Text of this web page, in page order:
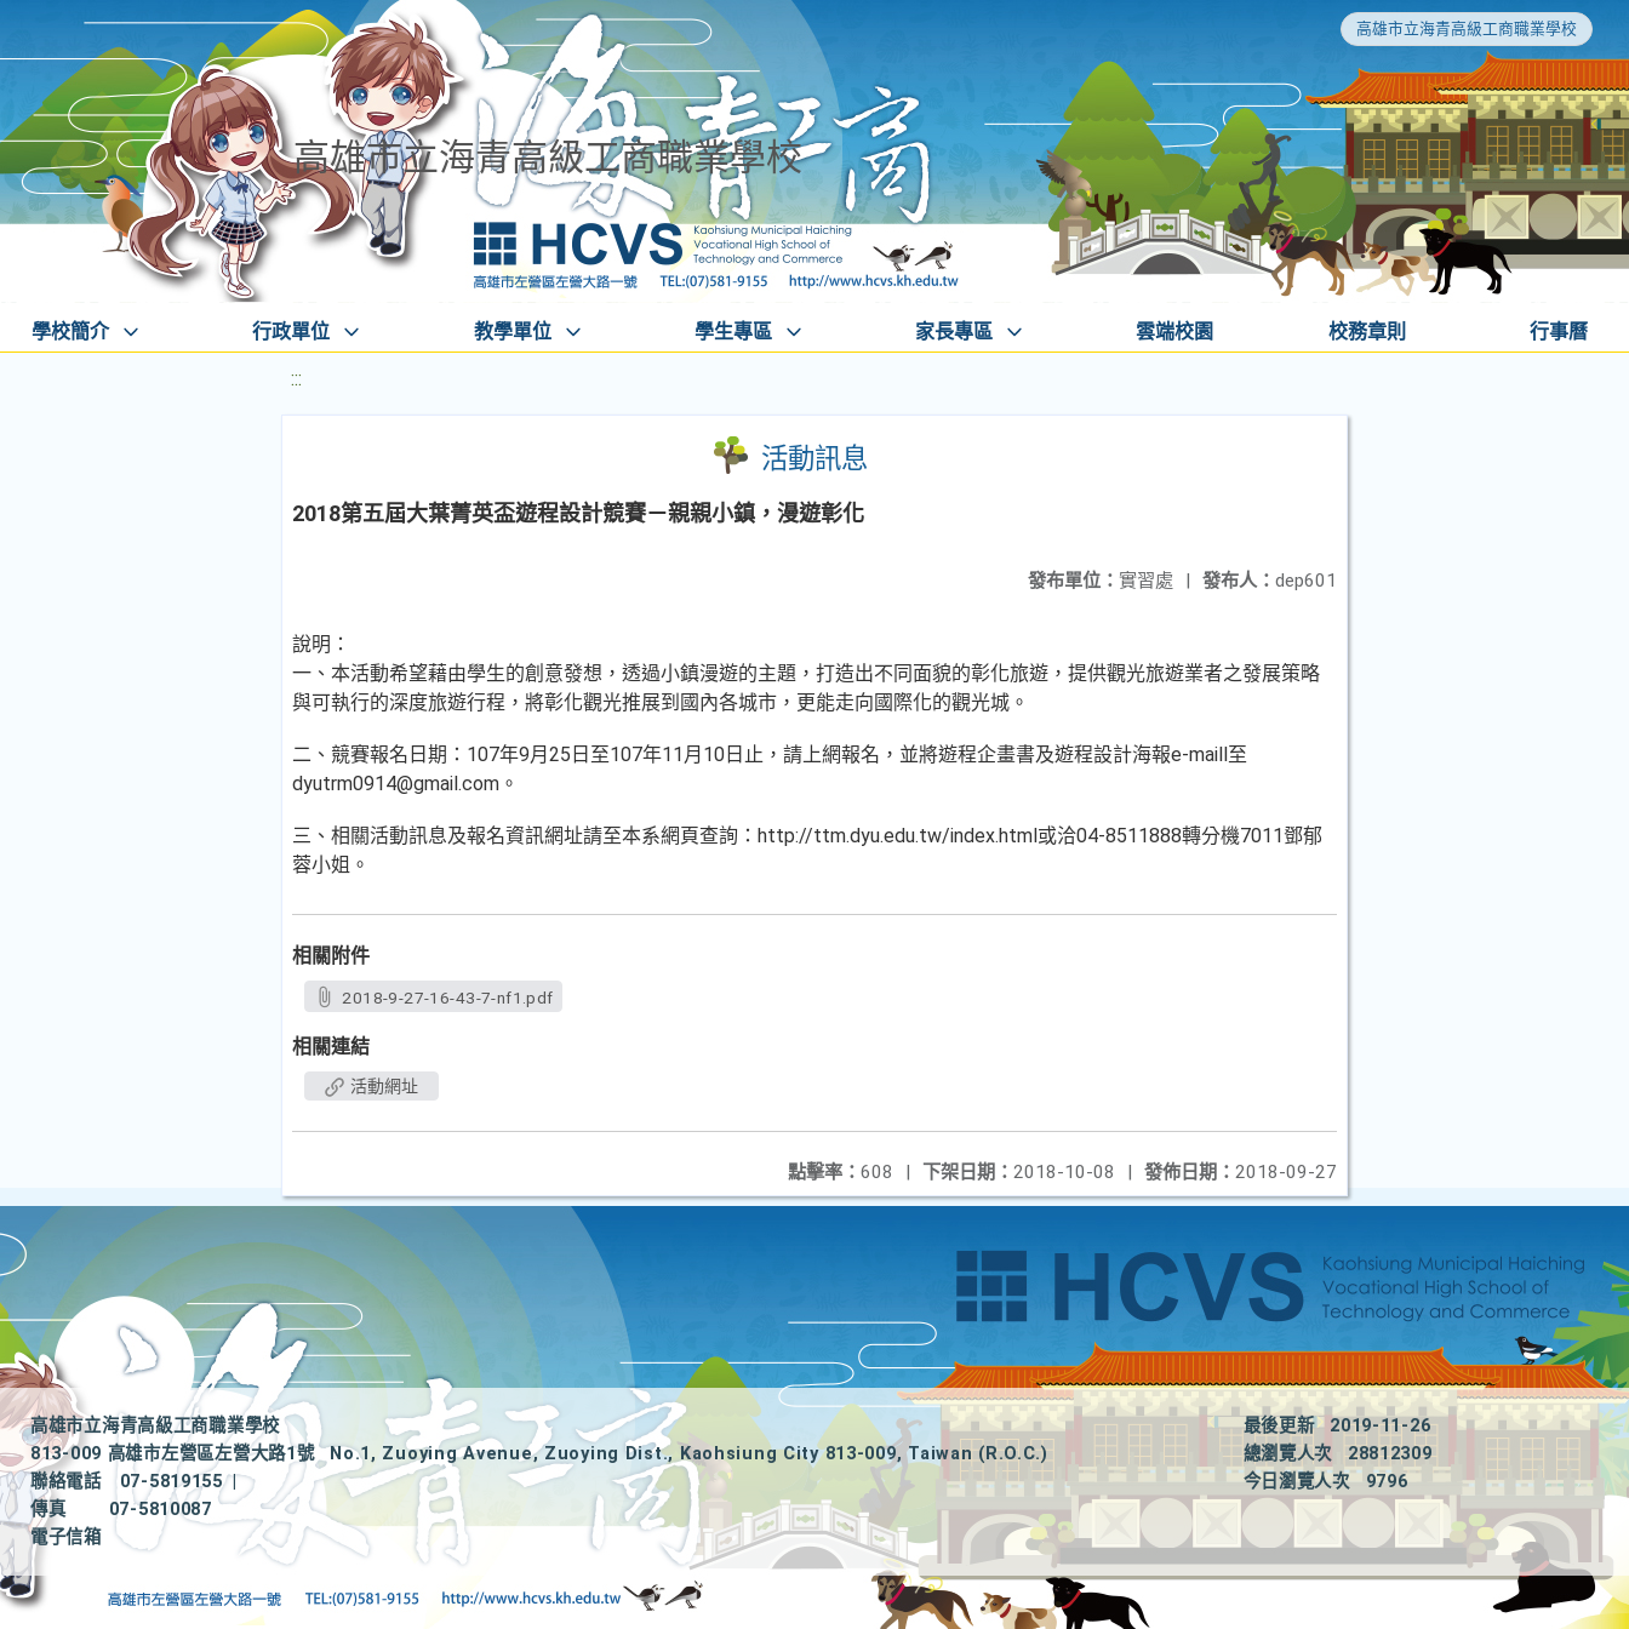
高雄市立海青高級工商職業學校
高雄市立海青高級工商職業學校
學校簡介 行政單位 教學單位 學生專區 家長專區 雲端校園 校務章則 行事曆
:::
活動訊息
2018第五屆大葉菁英盃遊程設計競賽－親親小鎮，漫遊彰化
發布人： dep601
發布單位： 實習處 |
說明：
一、本活動希望藉由學生的創意發想，透過小鎮漫遊的主題，打造出不同面貌的彰化旅遊，提供觀光旅遊業者之發展策略
與可執行的深度旅遊行程，將彰化觀光推展到國內各城市，更能走向國際化的觀光城。
二、競賽報名日期：107年9月25日至107年11月10日止，請上網報名，並將遊程企畫書及遊程設計海報e-maill至
dyutrm0914@gmail.com。
三、相關活動訊息及報名資訊網址請至本系網頁查詢：http://ttm.dyu.edu.tw/index.html或洽04-8511888轉分機7011鄧郁
蓉小姐。
相關附件
2018-9-27-16-43-7-nf1.pdf
相關連結
活動網址
發佈日期： 2018-09-27
下架日期： 2018-10-08 |
點擊率： 608 |
高雄市立海青高級工商職業學校
813-009 高雄市左營區左營大路1號
No.1, Zuoying Avenue, Zuoying Dist., Kaohsiung City 813-009, Taiwan (R.O.C.)
聯絡電話
07-5819155
|
傳真
07-5810087
電子信箱
最後更新
2019-11-26
總瀏覽人次
28812309
今日瀏覽人次
9796